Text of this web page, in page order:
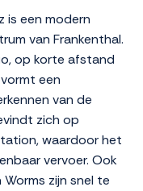
is een modern
van Frankenthal.
op korte afstand
een
van de
zich op
waardoor het
vervoer. Ook
zijn snel te